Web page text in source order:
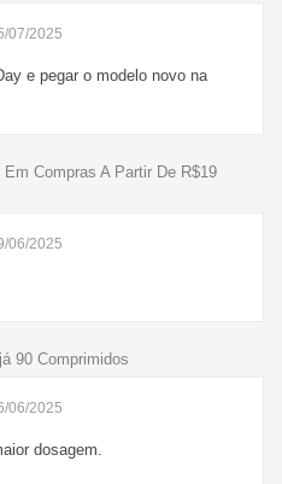
07/2025
e pegar o modelo novo na
Compras A Partir De R$19
06/2025
90 Comprimidos
06/2025
dosagem.